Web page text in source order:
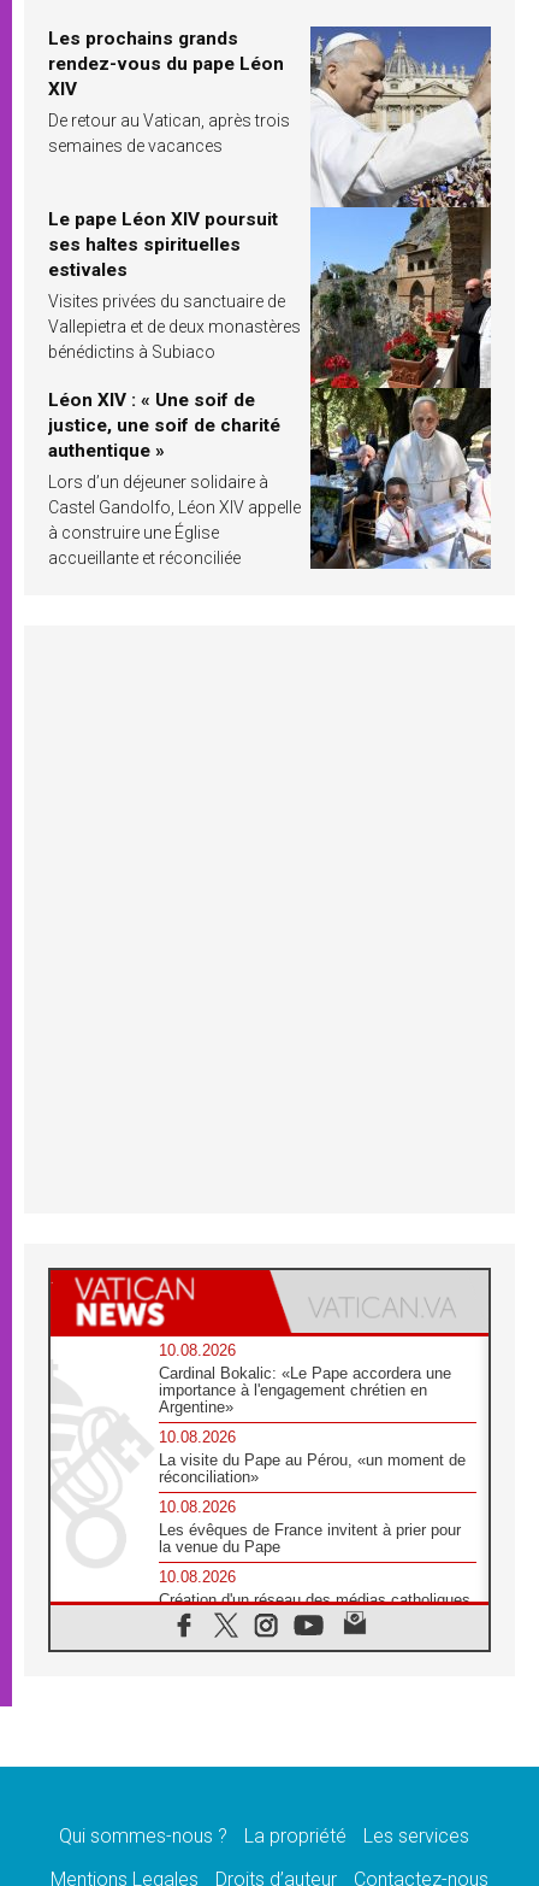
Les prochains grands
rendez-vous du pape Léon
XIV
De retour au Vatican, après trois
semaines de vacances
Le pape Léon XIV poursuit
ses haltes spirituelles
estivales
Visites privées du sanctuaire de
Vallepietra et de deux monastères
bénédictins à Subiaco
Léon XIV : « Une soif de
justice, une soif de charité
authentique »
Lors d’un déjeuner solidaire à
Castel Gandolfo, Léon XIV appelle
à construire une Église
accueillante et réconciliée
10.08.2026
Cardinal Bokalic: «Le Pape accordera une
importance à l'engagement chrétien en
Argentine»
10.08.2026
La visite du Pape au Pérou, «un moment de
réconciliation»
10.08.2026
Les évêques de France invitent à prier pour
la venue du Pape
10.08.2026
Création d'un réseau des médias catholiques
au Tchad
10.08.2026
et à la protection des civils
Déclaration d'Addis-Abeba du SCEAM sur
Qui sommes-nous ? La propriété
Les services
Mentions Legales
Droits d’auteur Contactez-nous